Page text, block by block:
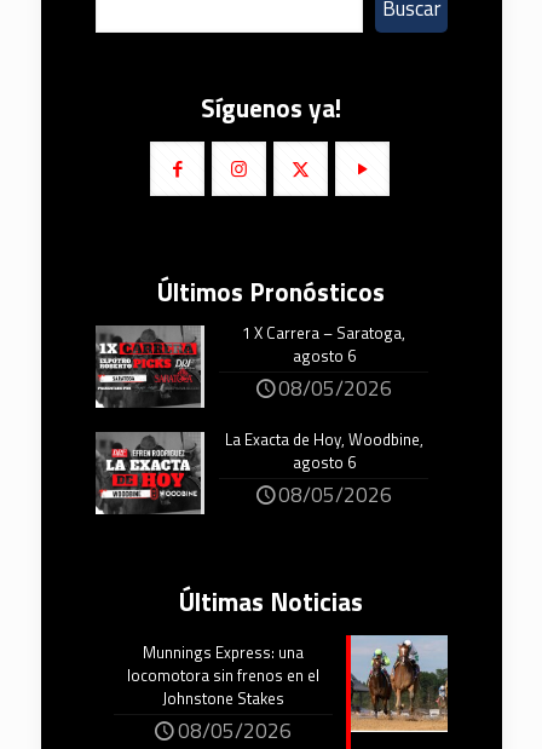
Buscar
Síguenos ya!
Últimos Pronósticos
1 X Carrera – Saratoga,
agosto 6
08/05/2026
La Exacta de Hoy, Woodbine,
agosto 6
08/05/2026
Últimas Noticias
Munnings Express: una
locomotora sin frenos en el
Johnstone Stakes
08/05/2026